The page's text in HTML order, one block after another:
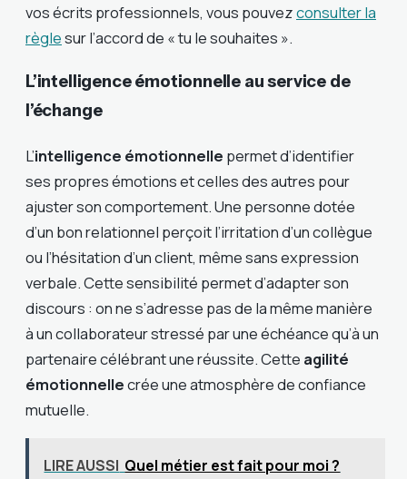
vos écrits professionnels, vous pouvezconsulter la
règlesur l’accord de « tu le souhaites ».
L’intelligence émotionnelle au service de
l’échange
L’intelligence émotionnelle permet d’identifier
ses propres émotions et celles des autres pour
ajuster son comportement. Une personne dotée
d’un bon relationnel perçoit l’irritation d’un collègue
ou l’hésitation d’un client, même sans expression
verbale. Cette sensibilité permet d’adapter son
discours : on ne s’adresse pas de la même manière
à un collaborateur stressé par une échéance qu’à un
partenaire célébrant une réussite. Cette agilité
émotionnellecrée une atmosphère de confiance
mutuelle.
LIRE AUSSI Quel métier est fait pour moi ?